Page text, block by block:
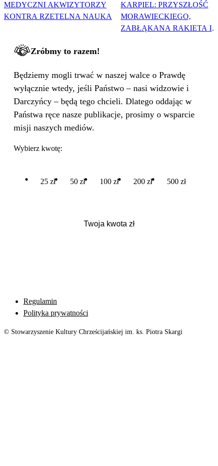
MEDYCZNI AKWIZYTORZY
KONTRA RZETELNA NAUKA
KARPIEL: PRZYSZŁOŚĆ
MORAWIECKIEGO,
ZABŁĄKANA RAKIETA I
Zróbmy to razem!
Będziemy mogli trwać w naszej walce o Prawdę
wyłącznie wtedy, jeśli Państwo – nasi widzowie i
Darczyńcy – będą tego chcieli. Dlatego oddając w
Państwa ręce nasze publikacje, prosimy o wsparcie
misji naszych mediów.
Wybierz kwotę:
25 zł 50 zł 100 zł 200 zł 500 zł
Regulamin
Polityka prywatności
© Stowarzyszenie Kultury Chrześcijańskiej im. ks. Piotra Skargi